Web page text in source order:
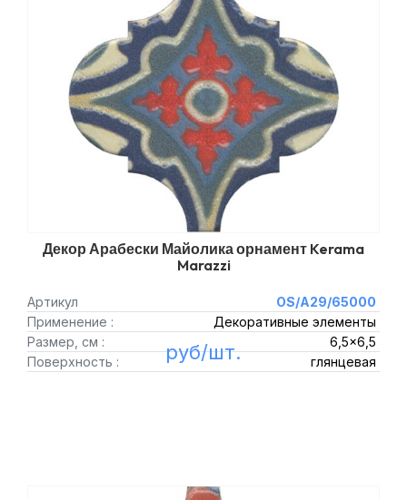
Декор Арабески Майолика орнамент Kerama
Marazzi
Артикул
OS/A29/65000
Применение :
Декоративные элементы
Размер, см :
6,5x6,5
Поверхность :
глянцевая
руб/шт.